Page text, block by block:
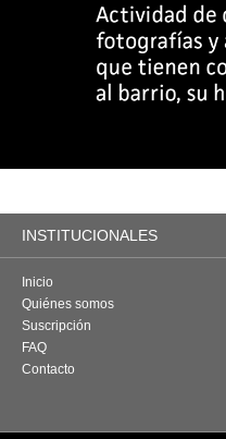
INSTITUCIONALES
Inicio
Quiénes somos
Suscripción
FAQ
Contacto